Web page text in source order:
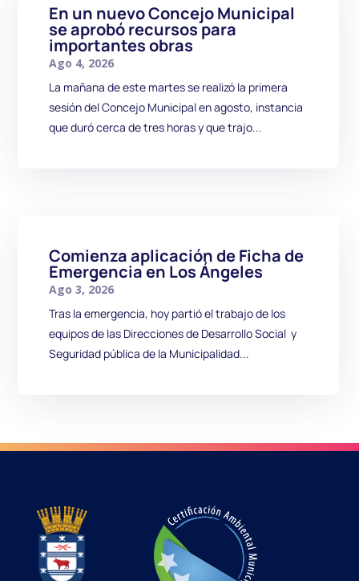
En un nuevo Concejo Municipal
se aprobó recursos para
importantes obras
Ago 4, 2026
La mañana de este martes se realizó la primera
sesión del Concejo Municipal en agosto, instancia
que duró cerca de tres horas y que trajo...
Comienza aplicación de Ficha de
Emergencia en Los Ángeles
Ago 3, 2026
Tras la emergencia, hoy partió el trabajo de los
equipos de las Direcciones de Desarrollo Social y
Seguridad pública de la Municipalidad...